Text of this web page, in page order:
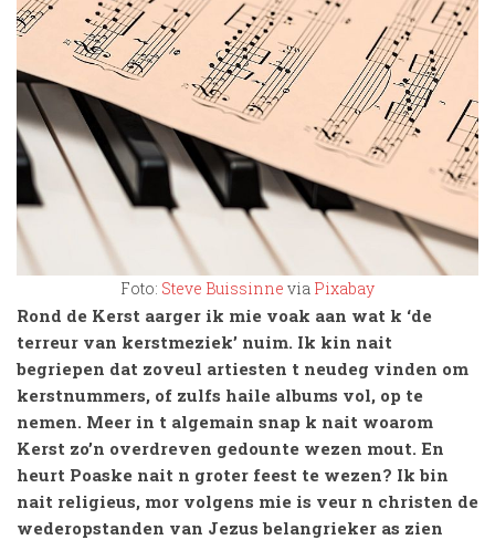
Foto: Steve Buissinne via Pixabay
Rond de Kerst aarger ik mie voak aan wat k ‘de
terreur van kerstmeziek’ nuim. Ik kin nait
begriepen dat zoveul artiesten t neudeg vinden om
kerstnummers, of zulfs haile albums vol, op te
nemen. Meer in t algemain snap k nait woarom
Kerst zo’n overdreven gedounte wezen mout. En
heurt Poaske nait n groter feest te wezen? Ik bin
nait religieus, mor volgens mie is veur n christen de
wederopstanden van Jezus belangrieker as zien